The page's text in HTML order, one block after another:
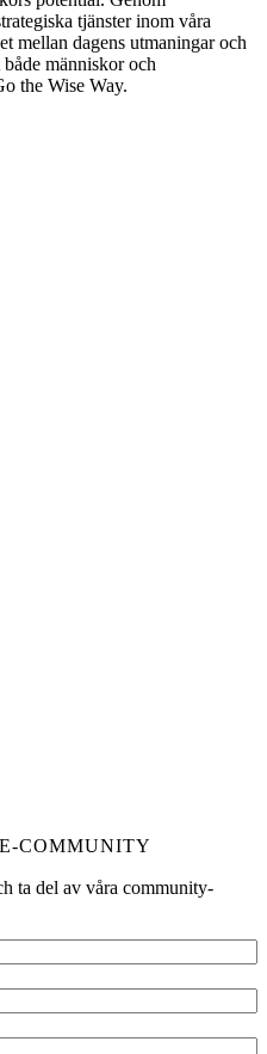
tjänster inom våra
mellan dagens utmaningar och
människor och
the Wise Way.
COMMUNITY
ta del av våra community-